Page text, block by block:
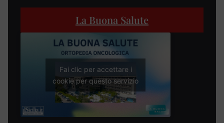
La Buona Salute
Fai clic per accettare i
cookie per questo servizio